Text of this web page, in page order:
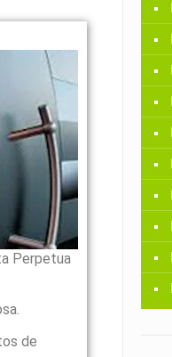
Perpetua
de